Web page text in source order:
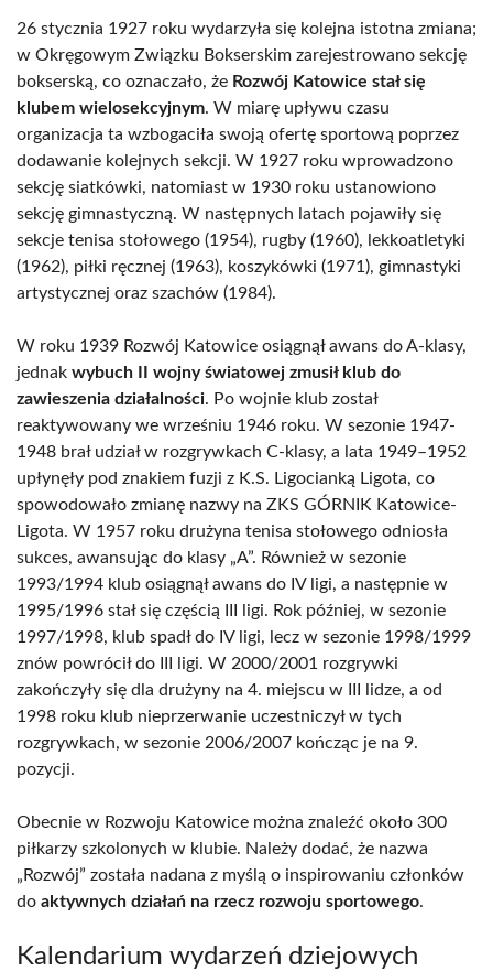
26 stycznia 1927 roku wydarzyła się kolejna istotna zmiana;
w Okręgowym Związku Bokserskim zarejestrowano sekcję
bokserską, co oznaczało, że Rozwój Katowice stał się
klubem wielosekcyjnym. W miarę upływu czasu
organizacja ta wzbogaciła swoją ofertę sportową poprzez
dodawanie kolejnych sekcji. W 1927 roku wprowadzono
sekcję siatkówki, natomiast w 1930 roku ustanowiono
sekcję gimnastyczną. W następnych latach pojawiły się
sekcje tenisa stołowego (1954), rugby (1960), lekkoatletyki
(1962), piłki ręcznej (1963), koszykówki (1971), gimnastyki
artystycznej oraz szachów (1984).
W roku 1939 Rozwój Katowice osiągnął awans do A-klasy,
jednak wybuch II wojny światowej zmusił klub do
zawieszenia działalności. Po wojnie klub został
reaktywowany we wrześniu 1946 roku. W sezonie 1947-
1948 brał udział w rozgrywkach C-klasy, a lata 1949–1952
upłynęły pod znakiem fuzji z K.S. Ligocianką Ligota, co
spowodowało zmianę nazwy na ZKS GÓRNIK Katowice-
Ligota. W 1957 roku drużyna tenisa stołowego odniosła
sukces, awansując do klasy „A”. Również w sezonie
1993/1994 klub osiągnął awans do IV ligi, a następnie w
1995/1996 stał się częścią III ligi. Rok później, w sezonie
1997/1998, klub spadł do IV ligi, lecz w sezonie 1998/1999
znów powrócił do III ligi. W 2000/2001 rozgrywki
zakończyły się dla drużyny na 4. miejscu w III lidze, a od
1998 roku klub nieprzerwanie uczestniczył w tych
rozgrywkach, w sezonie 2006/2007 kończąc je na 9.
pozycji.
Obecnie w Rozwoju Katowice można znaleźć około 300
piłkarzy szkolonych w klubie. Należy dodać, że nazwa
„Rozwój” została nadana z myślą o inspirowaniu członków
do aktywnych działań na rzecz rozwoju sportowego.
Kalendarium wydarzeń dziejowych